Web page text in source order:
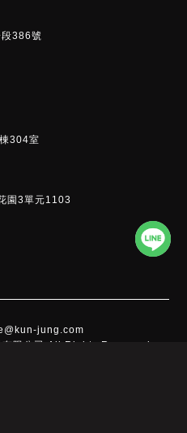
386號
304室
園3單元1103
jung.com
限公司 All Rights Reserved